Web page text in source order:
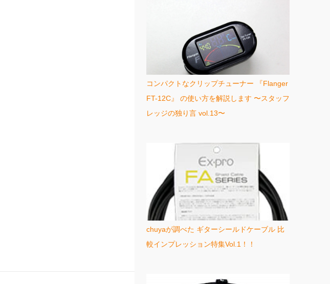
コンパクトなクリップチューナー 『Flanger
FT-12C』 の使い方を解説します 〜スタッフ
レッジの独り言 vol.13〜
chuyaが調べた ギターシールドケーブル 比
較インプレッション特集Vol.1！！